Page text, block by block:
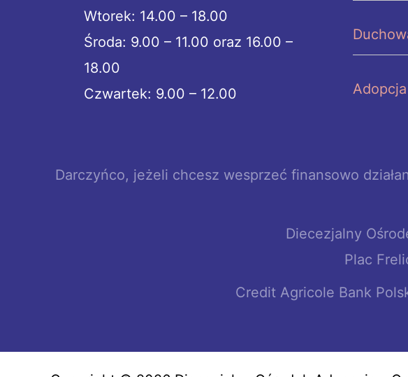
Wtorek: 14.00 – 18.00
Środa: 9.00 – 11.00 oraz 16.00 –
18.00
Czwartek: 9.00 – 12.00
Darczyńco, jeżeli chcesz wesprzeć finansowo
Diecezjalny
Plac
Credit Agricole Bank